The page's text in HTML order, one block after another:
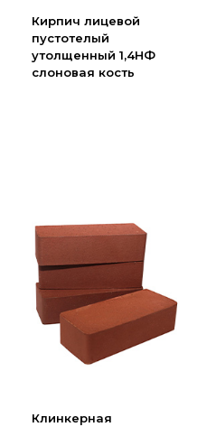
Личный кабинет
Корзина
Кирпич лицевой
пустотелый
утолщенный 1,4НФ
слоновая кость
Клинкерная